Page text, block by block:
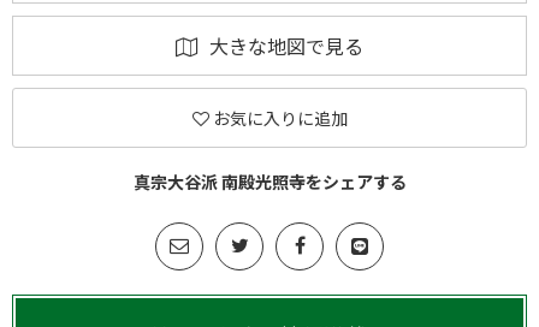
大きな地図で見る
お気に入りに追加
真宗大谷派 南殿光照寺をシェアする